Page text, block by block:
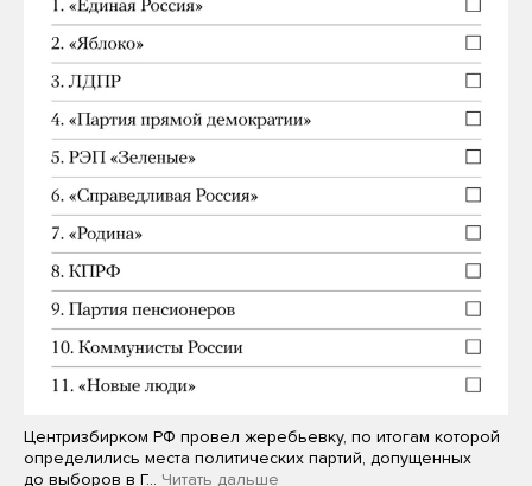
Центризбирком РФ провел жеребьевку, по итогам которой
определились места политических партий, допущенных
до выборов в Г… Читать дальше